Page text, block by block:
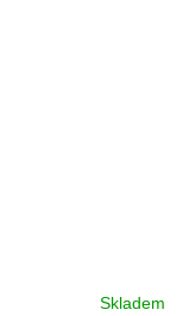
Skladem